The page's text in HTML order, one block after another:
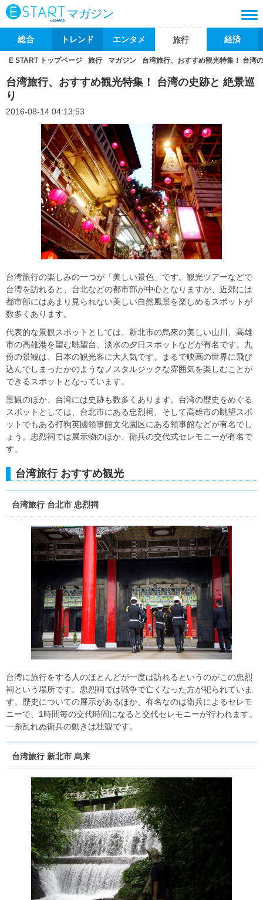
マガジン
総合 トレンド エンタメ 旅行 経済
E START トップページ 旅行 マガジン 台湾旅行、おすすめ観光特集！ 台湾
台湾旅行、おすすめ観光特集！ 台湾の史跡と 絶景巡
り
2016-08-14 04:13:53
台湾旅行の楽しみの一つが「美しい景色」です。観光ツアーなどで
台湾を訪れると、台北などの都市部が中心となりますが、近郊には
都市部にはあまり見られない美しい自然風景を楽しめるスポットが
数多くあります。
代表的な景観スポットとしては、新北市の烏來の美しい山川、高雄
市の高雄港を望む眺望台、淡水の夕日スポットなどが有名です。九
份の景観は、日本の観光客に大人気です。まるで映画の世界に飛び
込んでしまったかのようなノスタルジックな雰囲気を楽しむことが
できるスポットとなっています。
景観のほか、台湾には史跡も数多くあります。台湾の歴史をめぐる
スポットとしては、台北市にある忠烈祠、そして高雄市の眺望スポ
ットでもある打狗英國領事館文化園区にある領事館などが有名でし
ょう。忠烈祠では展示物のほか、衛兵の交代式セレモニーが有名で
す。
台湾旅行 おすすめ観光
台湾旅行 台北市 忠烈祠
台湾に旅行をする人のほとんどが一度は訪れるというのがこの忠烈
祠という場所です。忠烈祠では戦争で亡くなった方が祀られていま
す。歴史についての展示があるほか、有名なのは衛兵によるセレモ
ニーで、1時間毎の交代時間になると交代セレモニーが行われます。
一糸乱れぬ衛兵の動きは壮観です。
台湾旅行 新北市 烏来